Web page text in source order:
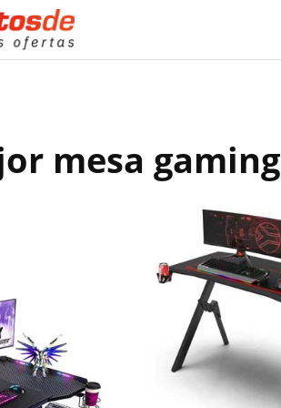
mesa gaming